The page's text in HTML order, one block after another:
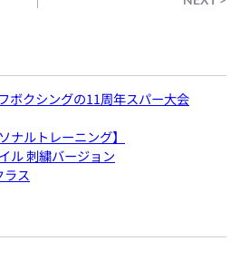
ボクシングの11周年スパー大会
ナルトレーニング】
ル 刺繍バージョン
ラス